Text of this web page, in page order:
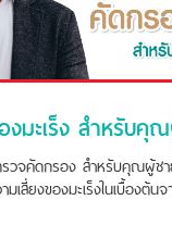
งมะเร็ง สำหรับคุ
รวจคัดกรอง สำหรับคุณผู้ช
เสี่ยงของมะเร็งในเบื้องต้น